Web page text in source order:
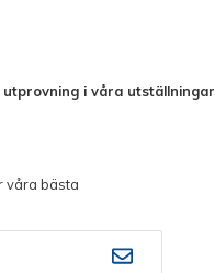
i våra utställningar
våra bästa